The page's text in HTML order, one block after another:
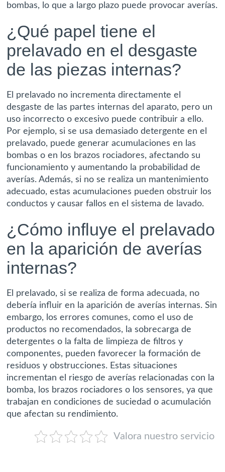
bombas, lo que a largo plazo puede provocar averías.
¿Qué papel tiene el
prelavado en el desgaste
de las piezas internas?
El prelavado no incrementa directamente el
desgaste de las partes internas del aparato, pero un
uso incorrecto o excesivo puede contribuir a ello.
Por ejemplo, si se usa demasiado detergente en el
prelavado, puede generar acumulaciones en las
bombas o en los brazos rociadores, afectando su
funcionamiento y aumentando la probabilidad de
averías. Además, si no se realiza un mantenimiento
adecuado, estas acumulaciones pueden obstruir los
conductos y causar fallos en el sistema de lavado.
¿Cómo influye el prelavado
en la aparición de averías
internas?
El prelavado, si se realiza de forma adecuada, no
debería influir en la aparición de averías internas. Sin
embargo, los errores comunes, como el uso de
productos no recomendados, la sobrecarga de
detergentes o la falta de limpieza de filtros y
componentes, pueden favorecer la formación de
residuos y obstrucciones. Estas situaciones
incrementan el riesgo de averías relacionadas con la
bomba, los brazos rociadores o los sensores, ya que
trabajan en condiciones de suciedad o acumulación
que afectan su rendimiento.
Valora nuestro servicio